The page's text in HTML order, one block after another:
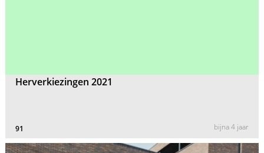
Herverkiezingen 2021
91 bijna 4 jaar